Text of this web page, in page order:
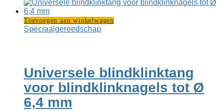
Toevoegen aan winkelwagen
Speciaal­gereedschap
Universele blindklink­tang
voor blind­klink­nagels tot Ø
6,4 mm